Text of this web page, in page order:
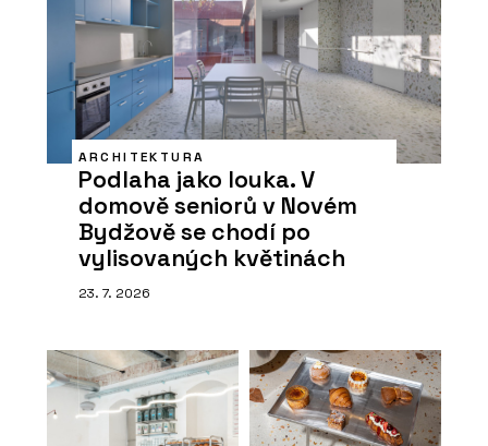
ARCHITEKTURA
Podlaha jako louka. V
domově seniorů v Novém
Bydžově se chodí po
vylisovaných květinách
23. 7. 2026